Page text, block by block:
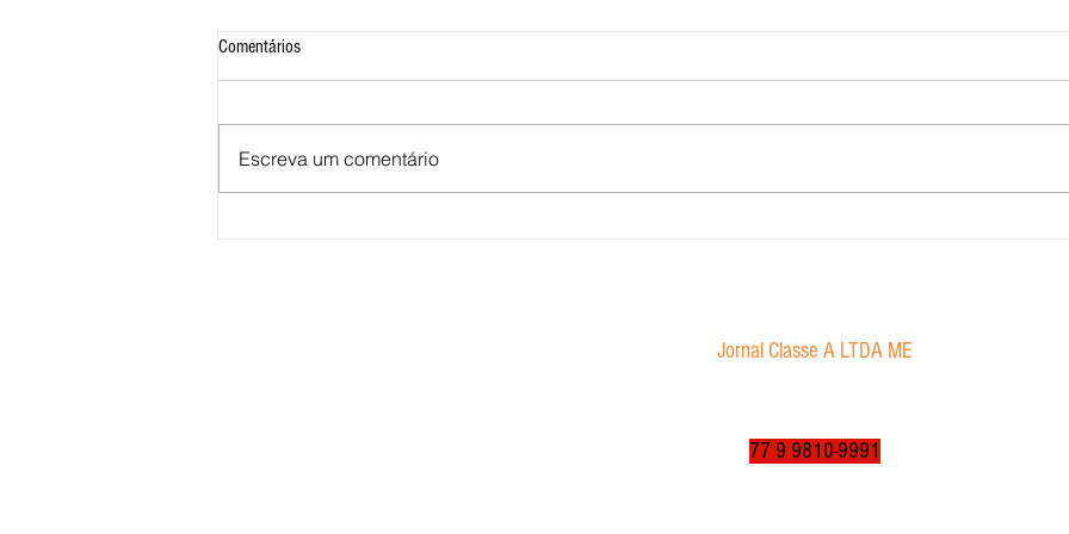
Comentários
Escreva um comentário
Jornal Classe A LTDA ME
77 9 9810-9991